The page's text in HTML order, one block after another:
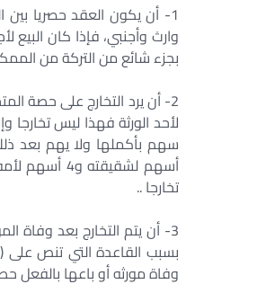
1- أن يكون العقد حصريا بين
وارث وأجنبي، فإذا كان
بجزء شائع من التركة من
2- أن يرد التخارج على حصة
تخارجا ..
3- أن يتم التخارج بعد
بسبب القاعدة التي تنص على
وفاة مورثه أو باعها بالفعل